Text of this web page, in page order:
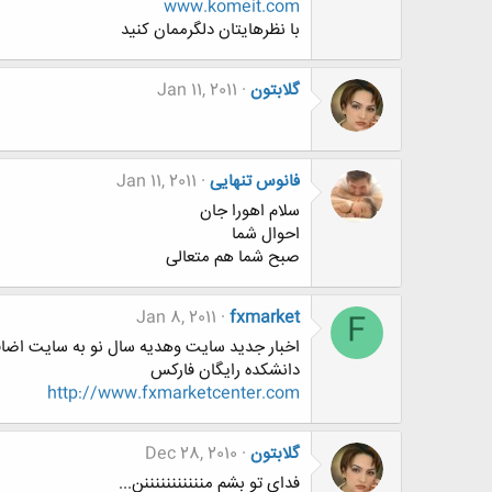
www.komeit.com
با نظرهایتان دلگرممان کنید
گلابتون Jan 11, 2011
فانوس تنهایی Jan 11, 2011
سلام اهورا جان
احوال شما
صبح شما هم متعالی
F
fxmarket
Jan 8, 2011
اخبار جديد سايت وهديه سال نو به سايت
دانشكده رايگان فاركس
http://www.fxmarketcenter.com
گلابتون Dec 28, 2010
فداي تو بشم منننننننننننن...